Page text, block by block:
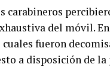
carabineros
del móvil.
fueron
a disposición de